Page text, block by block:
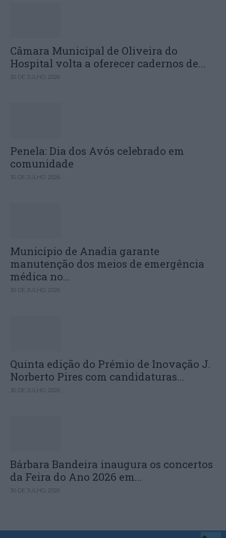
Câmara Municipal de Oliveira do
Hospital volta a oferecer cadernos de...
30 DE JULHO, 2026
Penela: Dia dos Avós celebrado em
comunidade
30 DE JULHO, 2026
Município de Anadia garante
manutenção dos meios de emergência
médica no...
30 DE JULHO, 2026
Quinta edição do Prémio de Inovação J.
Norberto Pires com candidaturas...
30 DE JULHO, 2026
Bárbara Bandeira inaugura os concertos
da Feira do Ano 2026 em...
30 DE JULHO, 2026